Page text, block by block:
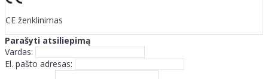
CE ženklinimas
Parašyti atsiliepimą
Vardas:
El. pašto adresas: